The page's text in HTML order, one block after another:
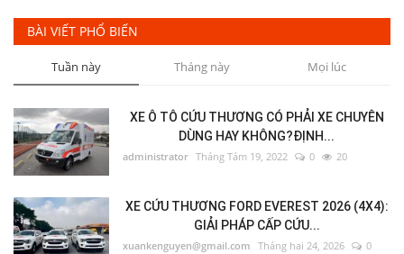
BÀI VIẾT PHỔ BIẾN
Tuần này Tháng này Mọi lúc
XE Ô TÔ CỨU THƯƠNG CÓ PHẢI XE CHUYÊN
DÙNG HAY KHÔNG?ĐỊNH...
administrator Tháng Tám 19, 2022 0 20
XE CỨU THƯƠNG FORD EVEREST 2026 (4X4):
GIẢI PHÁP CẤP CỨU...
xuankenguyen@gmail.com Tháng hai 24, 2026
0